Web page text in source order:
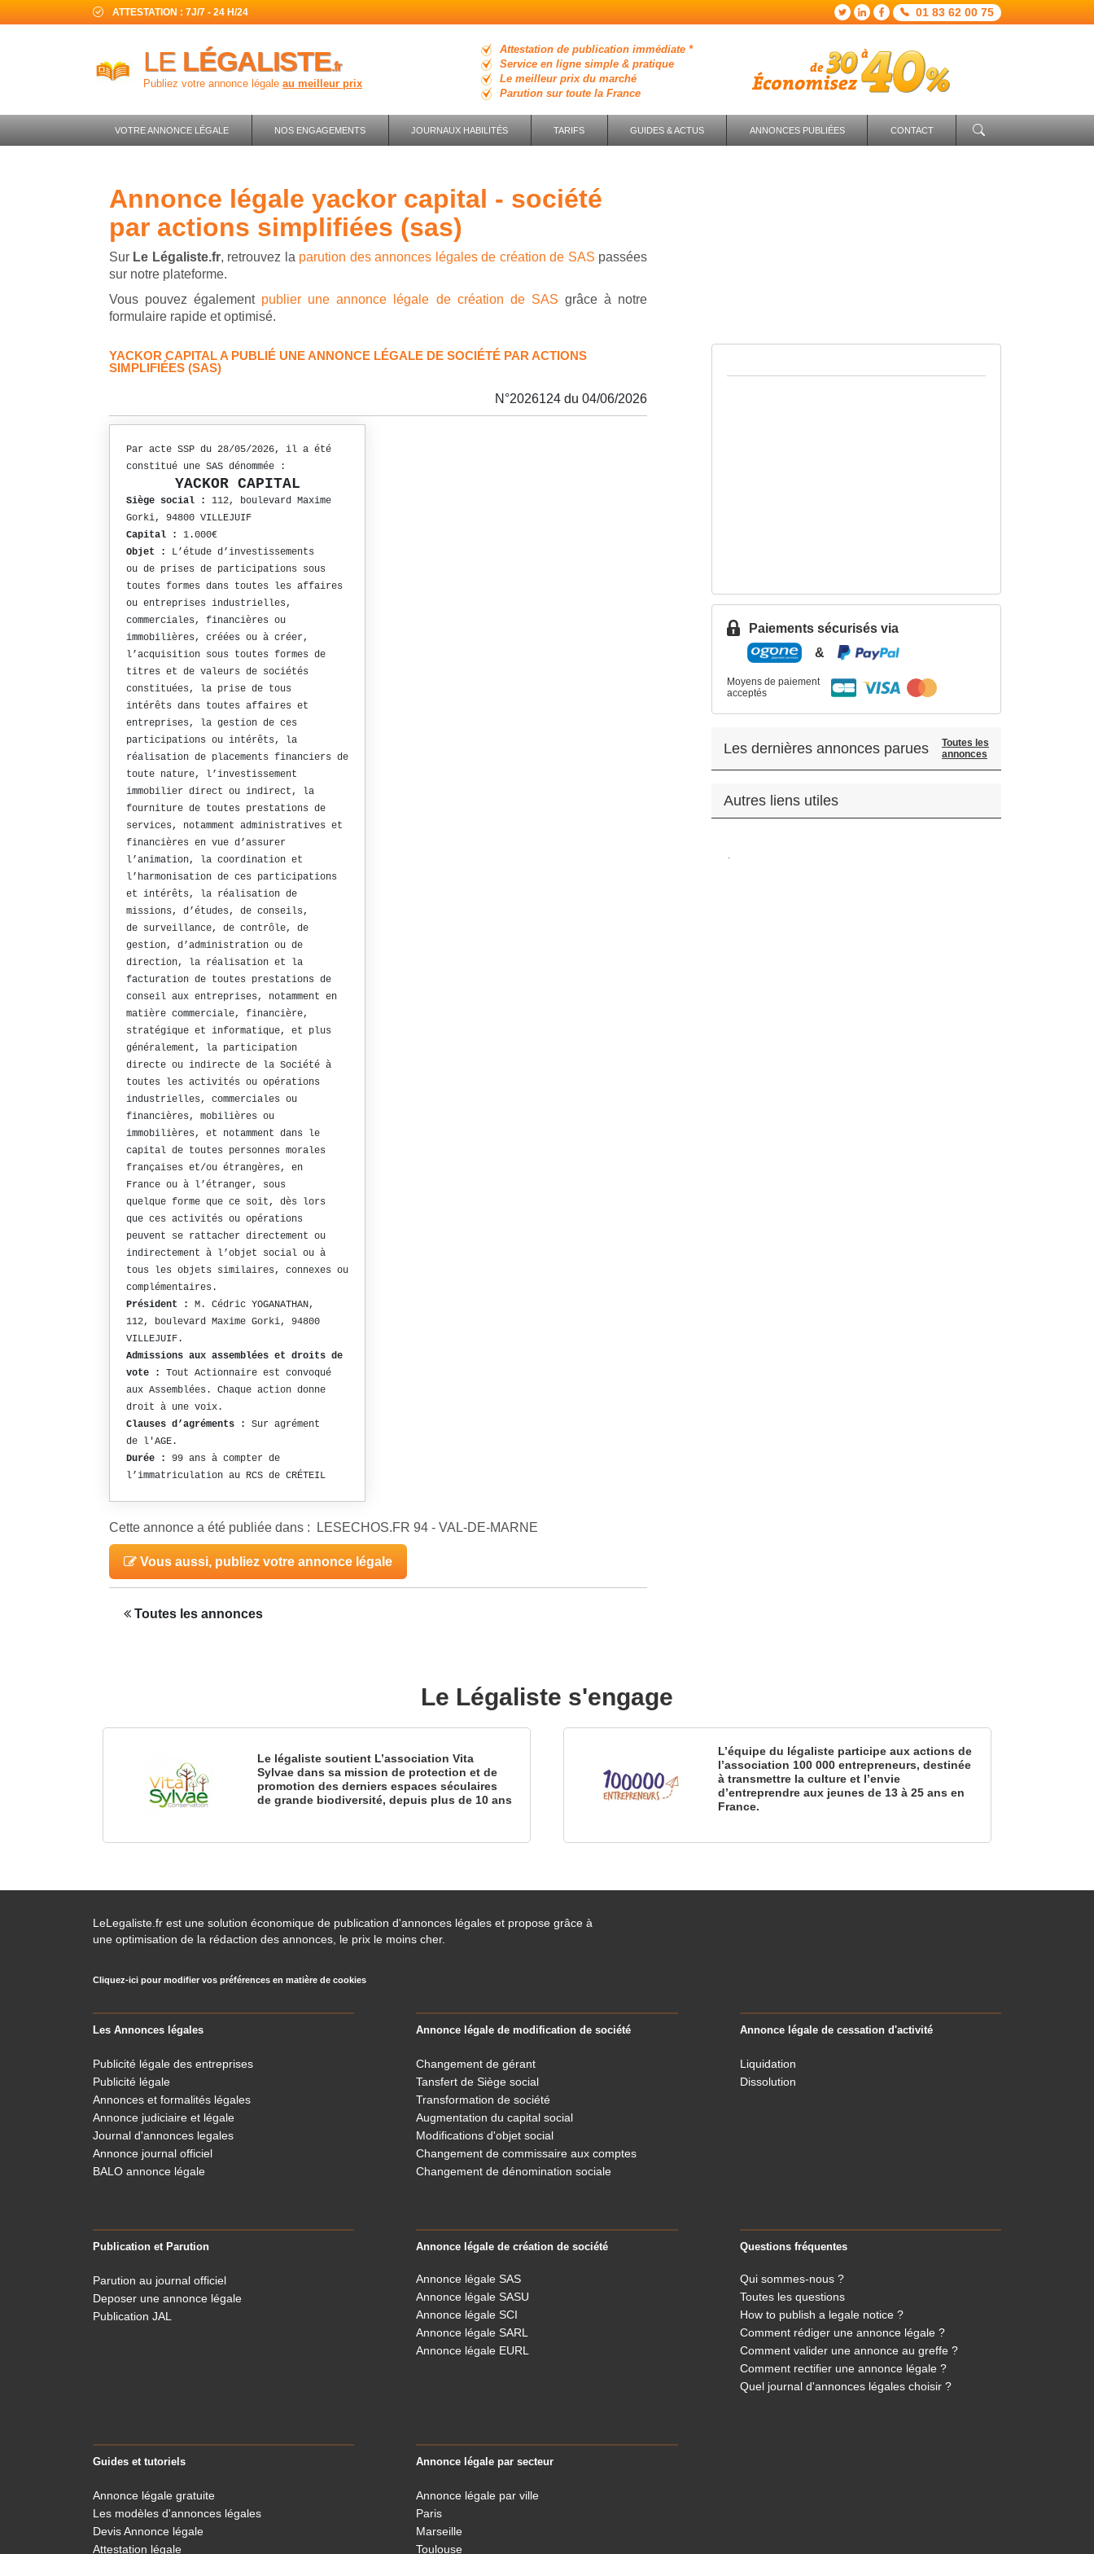
ATTESTATION : 7J/7 - 24 H/24 01 83 62 00 75
LE LÉGALISTE.fr
Publiez votre annonce légale au meilleur prix
Attestation de publication immédiate *
Service en ligne simple & pratique
Le meilleur prix du marché
Parution sur toute la France
VOTRE ANNONCE LÉGALE NOS ENGAGEMENTS JOURNAUX HABILITÉS TARIFS GUIDES & ACTUS ANNONCES PUBLIÉES CONTACT
annonce légale yackor capital - société
par actions simplifiées (sas)
Sur Le Légaliste.fr, retrouvez la parution des annonces légales de création de SAS passées
sur notre plateforme.
Vous pouvez également publier une annonce légale de création de SAS grâce à notre
formulaire rapide et optimisé.
YACKOR CAPITAL A PUBLIÉ UNE ANNONCE LÉGALE DE SOCIÉTÉ PAR ACTIONS
SIMPLIFIÉES (SAS)
N°2026124 du 04/06/2026
Par acte SSP du 28/05/2026, il a été
constitué une SAS dénommée :
YACKOR CAPITAL
Siège social :
112, boulevard Maxime
Gorki, 94800 VILLEJUIF
Capital :
1.000€
Objet :
L’étude d’investissements
ou de prises de participations sous
toutes formes dans toutes les affaires
ou entreprises industrielles,
commerciales, financières ou
immobilières, créées ou à créer,
l’acquisition sous toutes formes de
titres et de valeurs de sociétés
constituées, la prise de tous
intérêts dans toutes affaires et
entreprises, la gestion de ces
participations ou intérêts, la
réalisation de placements financiers de
toute nature, l’investissement
immobilier direct ou indirect, la
fourniture de toutes prestations de
services, notamment administratives et
financières en vue d’assurer
l’animation, la coordination et
l’harmonisation de ces participations
et intérêts, la réalisation de
missions, d’études, de conseils,
de surveillance, de contrôle, de
gestion, d’administration ou de
direction, la réalisation et la
facturation de toutes prestations de
conseil aux entreprises, notamment en
matière commerciale, financière,
stratégique et informatique, et plus
généralement, la participation
directe ou indirecte de la Société à
toutes les activités ou opérations
industrielles, commerciales ou
financières, mobilières ou
immobilières, et notamment dans le
capital de toutes personnes morales
françaises et/ou étrangères, en
France ou à l’étranger, sous
quelque forme que ce soit, dès lors
que ces activités ou opérations
peuvent se rattacher directement ou
indirectement à l’objet social ou à
tous les objets similaires, connexes ou
complémentaires.
Président :
M. Cédric YOGANATHAN,
112, boulevard Maxime Gorki, 94800
VILLEJUIF.
Admissions aux assemblées et droits de
vote : Tout Actionnaire est convoqué
aux Assemblées. Chaque action donne
droit à une voix.
Clauses d’agréments :
Sur agrément
de l'AGE.
Durée :
99 ans à compter de
l’immatriculation au RCS de CRÉTEIL
Cette annonce a été publiée dans : LESECHOS.FR 94 - VAL-DE-MARNE
Vous aussi, publiez votre annonce légale
Toutes les annonces
Paiements sécurisés via
&
Moyens de paiement
acceptés
Les dernières annonces parues
Toutes les
annonces
Autres liens utiles
.
Le Légaliste s'engage
Le légaliste soutient L’association Vita
Sylvae dans sa mission de protection et de
promotion des derniers espaces séculaires
de grande biodiversité, depuis plus de 10 ans
L’équipe du légaliste participe aux actions de
l’association 100 000 entrepreneurs, destinée
à transmettre la culture et l’envie
d’entreprendre aux jeunes de 13 à 25 ans en
France.
LeLegaliste.fr est une solution économique de publication d'annonces légales et propose grâce à
une optimisation de la rédaction des annonces, le prix le moins cher.
Cliquez-ici pour modifier vos préférences en matière de cookies
Les Annonces légales
Publicité légale des entreprises
Publicité légale
Annonces et formalités légales
Annonce judiciaire et légale
Journal d'annonces legales
Annonce journal officiel
BALO annonce légale
Annonce légale de modification de société
Changement de gérant
Tansfert de Siège social
Transformation de société
Augmentation du capital social
Modifications d'objet social
Changement de commissaire aux comptes
Changement de dénomination sociale
Annonce légale de cessation d'activité
Liquidation
Dissolution
Publication et Parution
Parution au journal officiel
Deposer une annonce légale
Publication JAL
Annonce légale de création de société
Annonce légale SAS
Annonce légale SASU
Annonce légale SCI
Annonce légale SARL
Annonce légale EURL
Questions fréquentes
Qui sommes-nous ?
Toutes les questions
How to publish a legale notice ?
Comment rédiger une annonce légale ?
Comment valider une annonce au greffe ?
Comment rectifier une annonce légale ?
Quel journal d'annonces légales choisir ?
Guides et tutoriels
Annonce légale gratuite
Les modèles d'annonces légales
Devis Annonce légale
Attestation légale
Annonce légale par secteur
Annonce légale par ville
Paris
Marseille
Toulouse